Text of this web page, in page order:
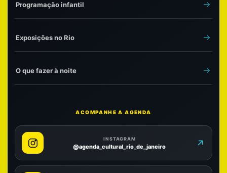
Programação infantil
Exposições no Rio
O que fazer à noite
ACOMPANHE A AGENDA
INSTAGRAM
@agenda_cultural_rio_de_janeiro